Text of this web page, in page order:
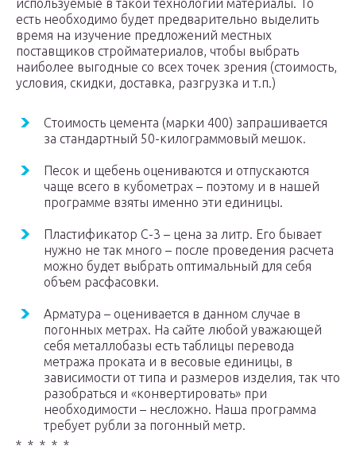
используемые в такой технологии материалы. То
есть необходимо будет предварительно выделить
время на изучение предложений местных
поставщиков стройматериалов, чтобы выбрать
наиболее выгодные со всех точек зрения (стоимость,
условия, скидки, доставка, разгрузка и т.п.)
Стоимость цемента (марки 400) запрашивается
за стандартный 50-килограммовый мешок.
Песок и щебень оцениваются и отпускаются
чаще всего в кубометрах – поэтому и в нашей
программе взяты именно эти единицы.
Пластификатор С-3 – цена за литр. Его бывает
нужно не так много – после проведения расчета
можно будет выбрать оптимальный для себя
объем расфасовки.
Арматура – оценивается в данном случае в
погонных метрах. На сайте любой уважающей
себя металлобазы есть таблицы перевода
метража проката и в весовые единицы, в
зависимости от типа и размеров изделия, так что
разобраться и «конвертировать» при
необходимости – несложно. Наша программа
требует рубли за погонный метр.
* * * * *